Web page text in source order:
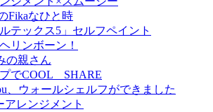
Fikaなひと時
テックス5」セルフペイント
リンボーン！
の親さん
でCOOL SHARE
、ウォールシェルフができました
アレンジメント